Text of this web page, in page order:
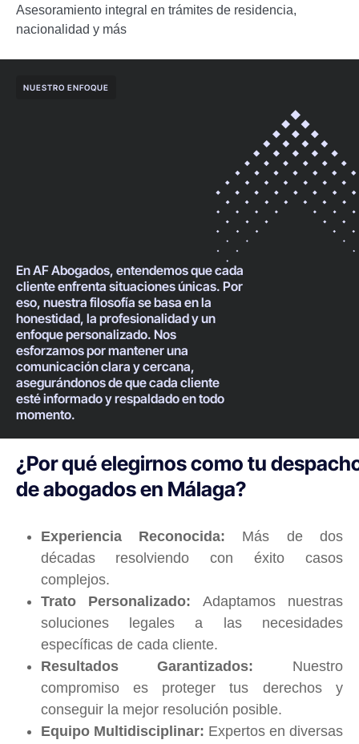
Asesoramiento integral en trámites de residencia,
nacionalidad y más
NUESTRO ENFOQUE
En AF Abogados, entendemos que cada
cliente enfrenta situaciones únicas. Por
eso, nuestra filosofía se basa en la
honestidad, la profesionalidad y un
enfoque personalizado. Nos
esforzamos por mantener una
comunicación clara y cercana,
asegurándonos de que cada cliente
esté informado y respaldado en todo
momento.
¿Por qué elegirnos como tu
de abogados en Málaga?
Experiencia Reconocida: Más de dos
décadas resolviendo con éxito casos
complejos.
Trato Personalizado: Adaptamos nuestras
soluciones legales a las necesidades
específicas de cada cliente.
Resultados Garantizados: Nuestro
compromiso es proteger tus derechos y
conseguir la mejor resolución posible.
Equipo Multidisciplinar: Expertos en diversas